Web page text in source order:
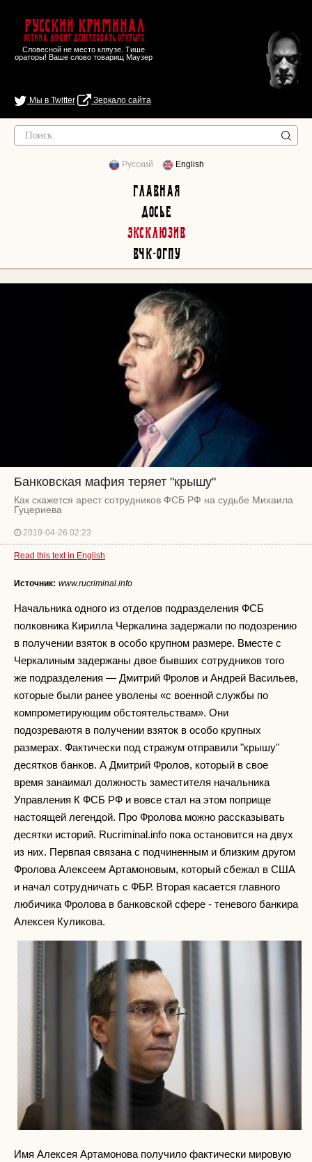
Русский Криминал
Истина любит действовать открыто
Словесной не место кляузе. Тише
ораторы! Ваше слово товарищ Маузер
Мы в Twitter Зеркало сайта
Русский English
Главная
Досье
Эксклюзив
ВЧК-ОГПУ
Банковская мафия теряет "крышу"
Как скажется арест сотрудников ФСБ РФ на судьбе Михаила
Гуцериева
2019-04-26 02:23
Read this text in English
Источник: www.rucriminal.info
Начальника одного из отделов подразделения ФСБ
полковника Кирилла Черкалина задержали по подозрению
в получении взяток в особо крупном размере. Вместе с
Черкалиным задержаны двое бывших сотрудников того
же подразделения — Дмитрий Фролов и Андрей Васильев,
которые были ранее уволены «с военной службы по
компрометирующим обстоятельствам». Они
подозреваютя в получении взяток в особо крупных
размерах. Фактически под стражум отправили "крышу"
десятков банков. А Дмитрий Фролов, который в свое
время занаимал должность заместителя начальника
Управления К ФСБ РФ и вовсе стал на этом поприще
настоящей легендой. Про Фролова можно рассказывать
десятки историй. Rucriminal.info пока остановится на двух
из них. Первпая связана с подчиненным и близким другом
Фролова Алексеем Артамоновым, который сбежал в США
и начал сотрудничать с ФБР. Вторая касается главного
любичика Фролова в банковской сфере - теневого банкира
Алексея Куликова.
Имя Алексея Артамонова получило фактически мировую